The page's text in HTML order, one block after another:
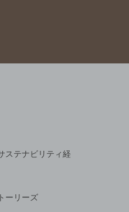
ステナビリティ経
ーリーズ